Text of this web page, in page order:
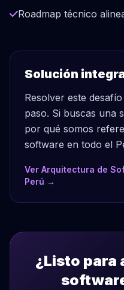
Roadmap técnico
Solución
Resolver este
paso. Si buscas una
por qué somos
software en todo el
Ver Arquitectura de
Perú →
¿Listo para